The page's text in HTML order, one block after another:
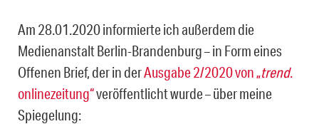
Am 28.01.2020 informierte ich außerdem die
Medienanstalt Berlin-Brandenburg – in Form eines
Offenen Brief, der in derAusgabe 2/2020 von „trend.
onlinezeitung“veröffentlicht wurde – über meine
Spiegelung: